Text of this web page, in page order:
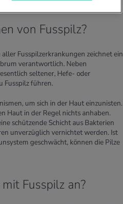
von Fusspilz?
Fusspilzerkrankungen zeichnet ein
verantwortlich. Neben
seltener, Hefe- oder
Fusspilz führen.
um sich in der Haut einzunisten.
Haut in der Regel nichts anhaben.
schützende Schicht aus Bakterien
unverzüglich vernichtet werden. Ist
geschwächt, können die Pilze
Fusspilz an?